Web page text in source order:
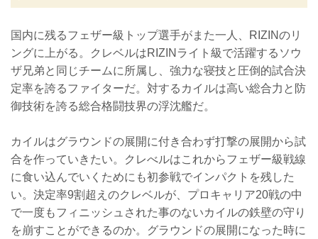
国内に残るフェザー級トップ選手がまた一人、RIZINのリ
ングに上がる。クレベルはRIZINライト級で活躍するソウ
ザ兄弟と同じチームに所属し、強力な寝技と圧倒的試合決
定率を誇るファイターだ。対するカイルは高い総合力と防
御技術を誇る総合格闘技界の浮沈艦だ。
カイルはグラウンドの展開に付き合わず打撃の展開から試
合を作っていきたい。クレべルはこれからフェザー級戦線
に食い込んでいくためにも初参戦でインパクトを残した
い。決定率9割超えのクレベルが、プロキャリア20戦の中
で一度もフィニッシュされた事のないカイルの鉄壁の守り
を崩すことができるのか。グラウンドの展開になった時に